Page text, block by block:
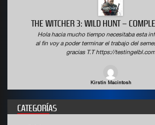
EDITION
muchas
WWE
Hola hacia mucho
al fin voy a poder
gracias T.T
CATEGORÍAS